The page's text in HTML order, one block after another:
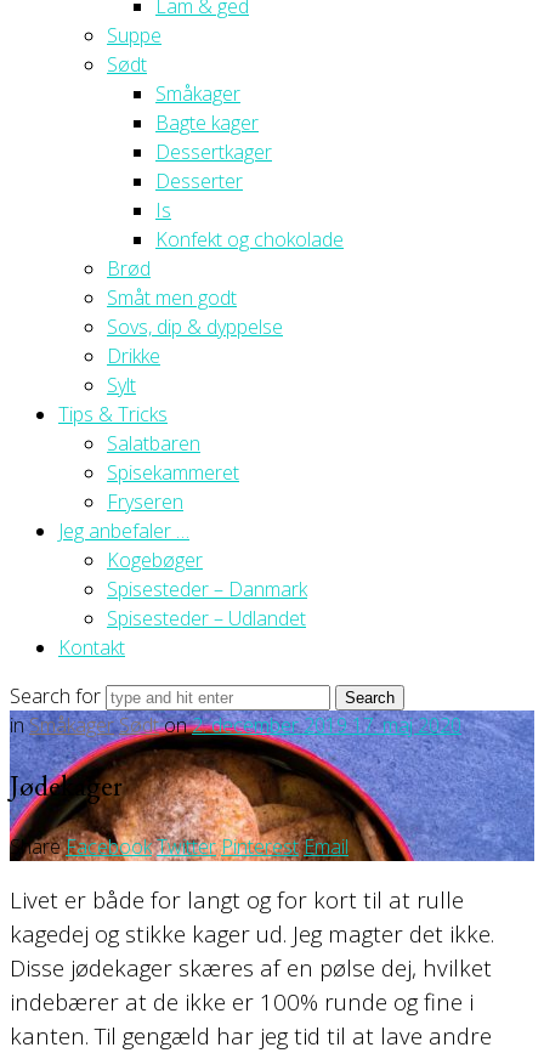
Lam & ged
Suppe
Sødt
Småkager
Bagte kager
Dessertkager
Desserter
Is
Konfekt og chokolade
Brød
Småt men godt
Sovs, dip & dyppelse
Drikke
Sylt
Tips & Tricks
Salatbaren
Spisekammeret
Fryseren
Jeg anbefaler …
Kogebøger
Spisesteder – Danmark
Spisesteder – Udlandet
Kontakt
Search for
inSmåkagerSødton2. december 201917. maj 2020
Jødekager
ShareFacebookTwitterPinterestEmail
Livet er både for langt og for kort til at rulle
kagedej og stikke kager ud. Jeg magter det ikke.
Disse jødekager skæres af en pølse dej, hvilket
indebærer at de ikke er 100% runde og fine i
kanten. Til gengæld har jeg tid til at lave andre